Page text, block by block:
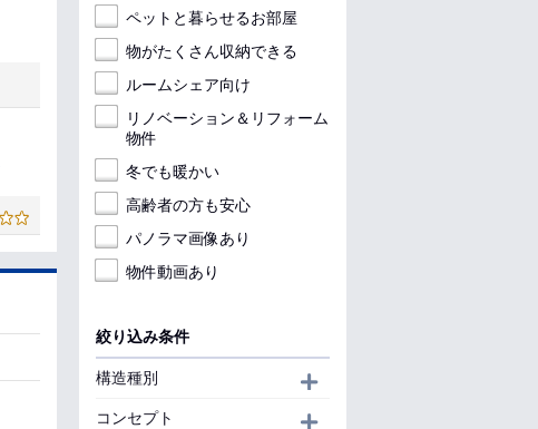
ペットと暮らせるお部屋
物がたくさん収納できる
ルームシェア向け
リノベーション＆リフォーム
物件
冬でも暖かい
高齢者の方も安心
パノラマ画像あり
物件動画あり
絞り込み条件
構造種別
コンセプト